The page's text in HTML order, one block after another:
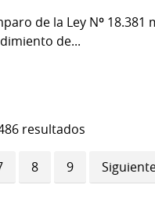
de la Ley Nº 18.381
de...
resultados
Página
8 Página
9
página